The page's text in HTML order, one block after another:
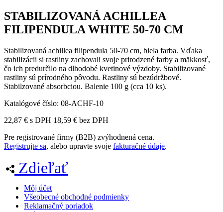
STABILIZOVANÁ ACHILLEA
FILIPENDULA WHITE 50-70 CM
Stabilizovaná achillea filipendula 50-70 cm, biela farba. Vďaka
stabilizácii si rastliny zachovali svoje prirodzené farby a mäkkosť,
čo ich predurčilo na dlhodobé kvetinové výzdoby. Stabilizované
rastliny sú prírodného pôvodu. Rastliny sú bezúdržbové.
Stabilzované absorbciou. Balenie 100 g (cca 10 ks).
Katalógové číslo: 08-ACHF-10
22,87 € s DPH 18,59 € bez DPH
Pre registrované firmy (B2B) zvýhodnená cena.
Registrujte sa, alebo upravte svoje fakturačné údaje.
Zdieľať
Môj účet
Všeobecné obchodné podmienky
Reklamačný poriadok